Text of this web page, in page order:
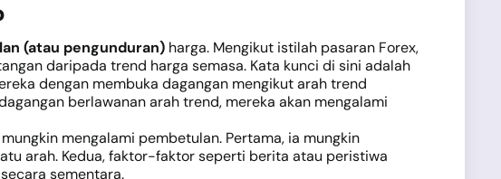
(atau pengunduran) harga. Mengikut istilah pasaran Forex,
daripada trend harga semasa. Kata kunci di sini adalah
dengan membuka dagangan mengikut arah trend
berlawanan arah trend, mereka akan mengalami
mengalami pembetulan. Pertama, ia mungkin
arah. Kedua, faktor-faktor seperti berita atau peristiwa
sementara.